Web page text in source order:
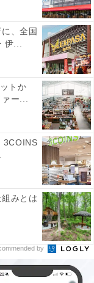
、全国
伊...
トか
ァー...
3COINS
みとは
by